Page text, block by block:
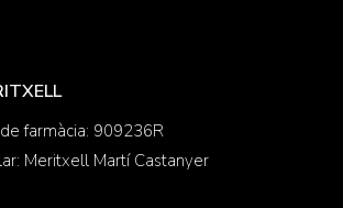
farmàcia: 909236R
Meritxell Martí Castanyer